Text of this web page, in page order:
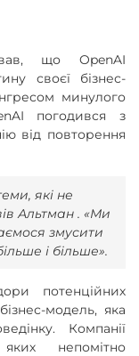
що OpenAI
своєї бізнес-
минулого
погодився з
від повторення
які не
Альтман . «Ми
змусити
і більше».
потенційних
модель, яка
Компанії
непомітно